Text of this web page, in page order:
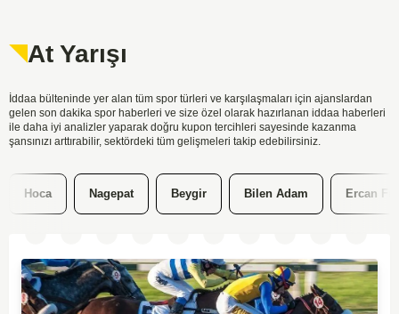
At Yarışı
İddaa bülteninde yer alan tüm spor türleri ve karşılaşmaları için ajanslardan
gelen son dakika spor haberleri ve size özel olarak hazırlanan iddaa haberleri
ile daha iyi analizler yaparak doğru kupon tercihleri sayesinde kazanma
şansınızı arttırabilir, sektördeki tüm gelişmeleri takip edebilirsiniz.
Nagepat Beygir Bilen Adam Ercan Fırtına